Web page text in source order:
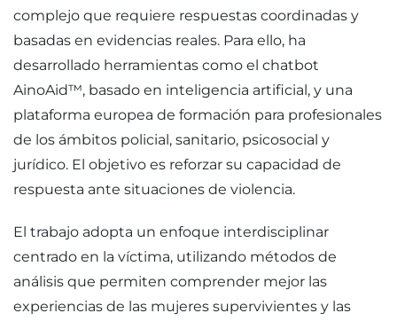
complejo que requiere respuestas coordinadas y
basadas en evidencias reales. Para ello, ha
desarrollado herramientas como el chatbot
AinoAid™, basado en inteligencia artificial, y una
plataforma europea de formación para profesionales
de los ámbitos policial, sanitario, psicosocial y
jurídico. El objetivo es reforzar su capacidad de
respuesta ante situaciones de violencia.
El trabajo adopta un enfoque interdisciplinar
centrado en la víctima, utilizando métodos de
análisis que permiten comprender mejor las
experiencias de las mujeres supervivientes y las